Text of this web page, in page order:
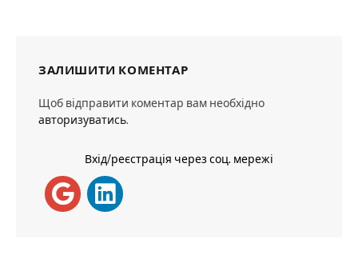
ЗАЛИШИТИ КОМЕНТАР
Щоб відправити коментар вам необхідно
авторизуватись.
Вхід/реєстрація через соц. мережі